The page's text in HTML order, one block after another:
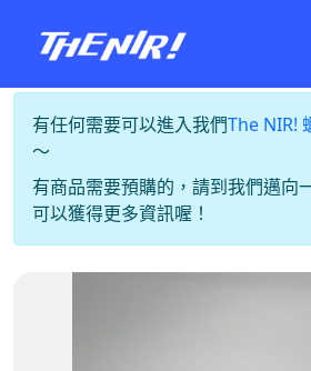
有任何需要可以進入我們The NIR!
～
有商品需要預購的，請到我們邁向
可以獲得更多資訊喔！